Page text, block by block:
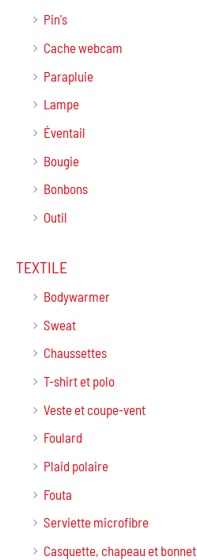
Pin's
Cache webcam
Parapluie
Lampe
Éventail
Bougie
Bonbons
Outil
TEXTILE
Bodywarmer
Sweat
Chaussettes
T-shirt et polo
Veste et coupe-vent
Foulard
Plaid polaire
Fouta
Serviette microfibre
Casquette, chapeau et bonnet